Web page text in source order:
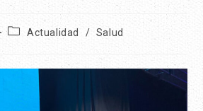
Actualidad / Salud